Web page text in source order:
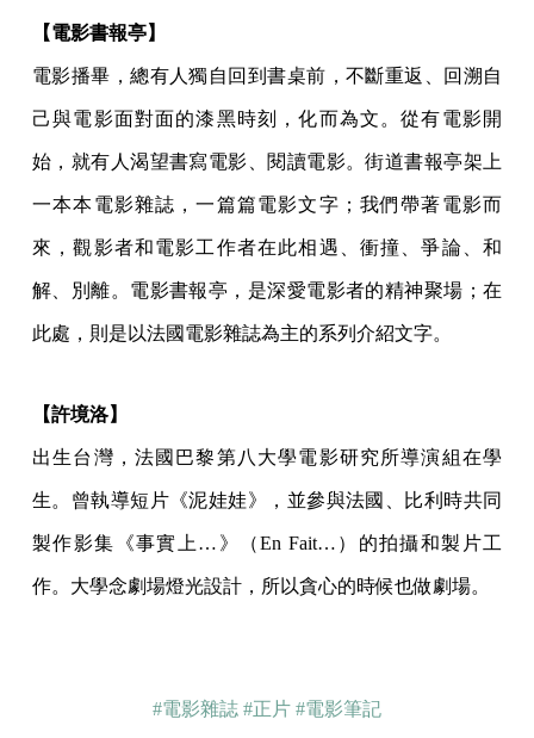
【電影書報亭】
電影播畢，總有人獨自回到書桌前，不斷重返、回溯自
己與電影面對面的漆黑時刻，化而為文。從有電影開
始，就有人渴望書寫電影、閱讀電影。街道書報亭架上
一本本電影雜誌，一篇篇電影文字；我們帶著電影而
來，觀影者和電影工作者在此相遇、衝撞、爭論、和
解、別離。電影書報亭，是深愛電影者的精神聚場；在
此處，則是以法國電影雜誌為主的系列介紹文字。
【許境洛】
出生台灣，法國巴黎第八大學電影研究所導演組在學
生。曾執導短片《泥娃娃》，並參與法國、比利時共同
製作影集《事實上…》（En Fait…）的拍攝和製片工
作。大學念劇場燈光設計，所以貪心的時候也做劇場。
#電影雜誌 #正片 #電影筆記